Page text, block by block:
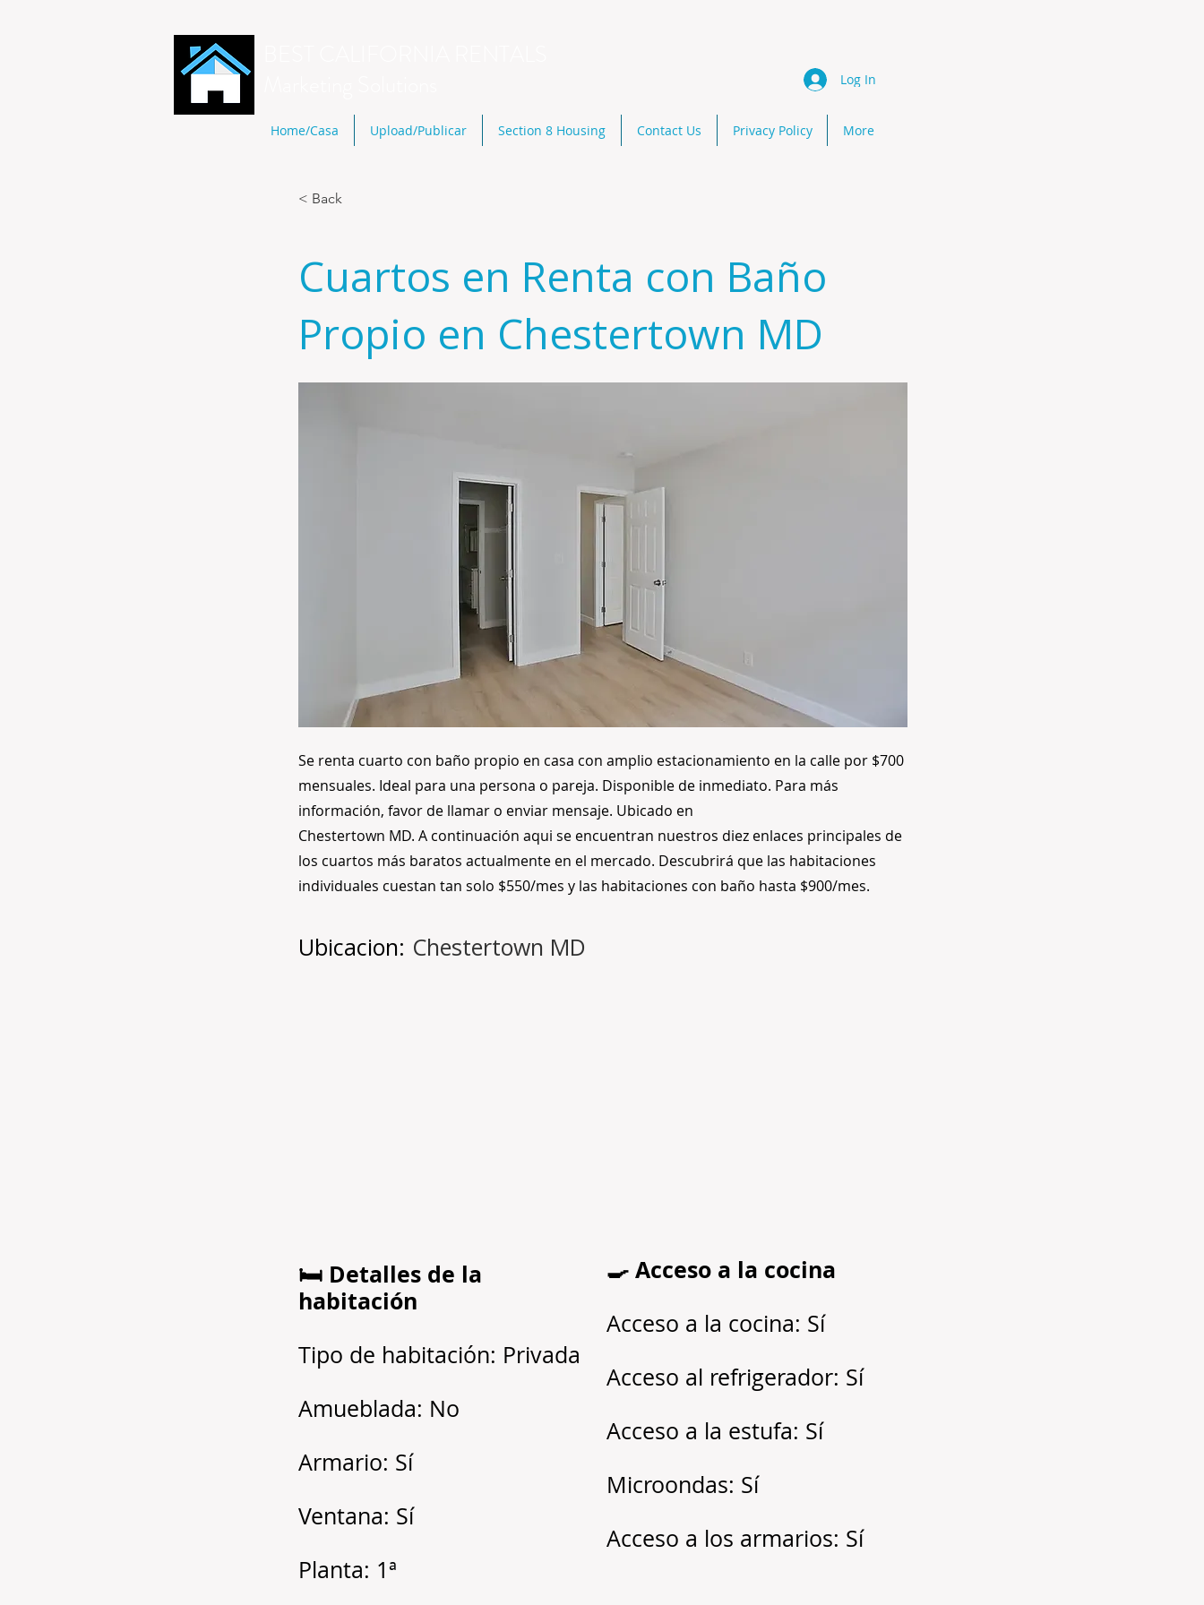
Log In
Home/Casa Upload/Publicar Section 8 Housing Contact Us Privacy Policy More
< Back
Cuartos en Renta con Baño
Propio en Chestertown MD
Se renta cuarto con baño propio en casa con amplio estacionamiento en la calle por $700
mensuales. Ideal para una persona o pareja. Disponible de inmediato. Para más
información, favor de llamar o enviar mensaje. Ubicado en
Chestertown MD. A continuación aqui se encuentran nuestros diez enlaces principales de
los cuartos más baratos actualmente en el mercado. Descubrirá que las habitaciones
individuales cuestan tan solo $550/mes y las habitaciones con baño hasta $900/mes.
Ubicacion: Chestertown MD
🛏️ Detalles de la
habitación
Tipo de habitación: Privada
Amueblada: No
Armario: Sí
Ventana: Sí
Planta: 1ª
🍳 Acceso a la cocina
Acceso a la cocina: Sí
Acceso al refrigerador: Sí
Acceso a la estufa: Sí
Microondas: Sí
Acceso a los armarios: Sí